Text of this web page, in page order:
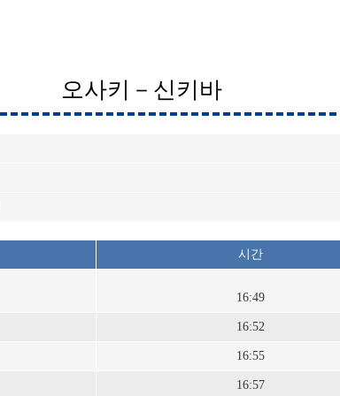
오사키－신키바
시간
16:49
16:52
16:55
16:57